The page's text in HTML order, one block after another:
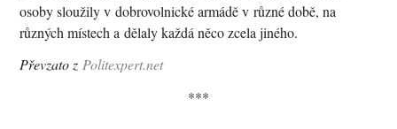
osoby sloužily v dobrovolnické armádě v různé době, na
různých místech a dělaly každá něco zcela jiného.
Převzato zPolitexpert.net
***